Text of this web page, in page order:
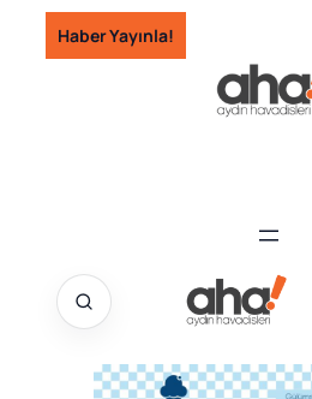
İçeriğe
geç
Haber Yayınla!